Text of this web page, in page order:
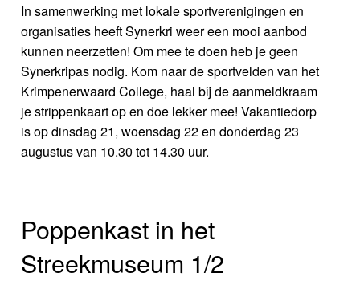
In samenwerking met lokale sportverenigingen en
organisaties heeft Synerkri weer een mooi aanbod
kunnen neerzetten! Om mee te doen heb je geen
Synerkripas nodig. Kom naar de sportvelden van het
Krimpenerwaard College, haal bij de aanmeldkraam
je strippenkaart op en doe lekker mee! Vakantiedorp
is op dinsdag 21, woensdag 22 en donderdag 23
augustus van 10.30 tot 14.30 uur.
Poppenkast in het
Streekmuseum 1/2